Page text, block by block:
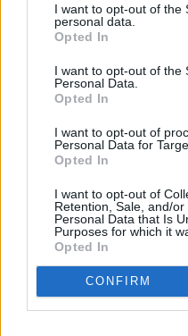
I want to opt-out of the
personal data.
Opted In
I want to opt-out of the
Personal Data.
Opted In
I want to opt-out of
Personal Data for
Opted In
I want to opt-out of
Retention, Sale, and/
Personal Data that Is
Purposes for which it
Opted In
CONFIRM
Μπενιαμίν
δυνατόν για να
Τι κρύβει η
«στοιχήματα» για τα
Royal Jordanian
ΕΙΔΗΣΕΙΣ ΣΗΜΕΡΑ